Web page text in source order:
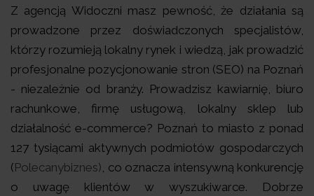
Z agencją Widoczni masz pewność, że działania są
prowadzone przez doświadczonych specjalistów,
którzy rozumieją lokalny rynek i wiedzą, jak prowadzić
profesjonalne pozycjonowanie stron (SEO) na Poznań
- niezależnie od branży. Prowadzisz kawiarnię, biuro
rachunkowe, firmę usługową, lokalny sklep lub
działalność e-commerce? Poznań to miasto z ponad
127 tysiącami aktywnych podmiotów gospodarczych
(Polecanybiznes), co oznacza intensywną konkurencję
o uwagę klientów w wyszukiwarce. Dobrze